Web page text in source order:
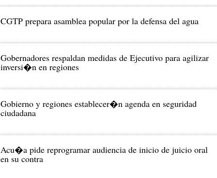
CGTP prepara asamblea popular por la defensa del agua
Gobernadores respaldan medidas de Ejecutivo para agilizar
inversi�n en regiones
Gobierno y regiones establecer�n agenda en seguridad
ciudadana
Acu�a pide reprogramar audiencia de inicio de juicio oral
en su contra